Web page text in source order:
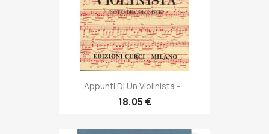
Appunti Di Un Violinista -...
18,05 €